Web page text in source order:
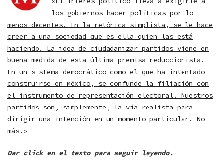
los gobiernos hacer políticas por lo
menos decentes. En la retórica simplista, se le hace
creer a una sociedad que es ella quien las está
haciendo. La idea de ciudadanizar partidos viene en
buena medida de esta última premisa reduccionista.
En un sistema democrático como el que ha intentado
construirse en México, se confunde la filiación con
el instrumento de representación electoral. Nuestros
partidos son, simplemente, la vía realista para
dirigir una intención en un momento particular. No
más.»
Dar click en el texto para seguir leyendo.